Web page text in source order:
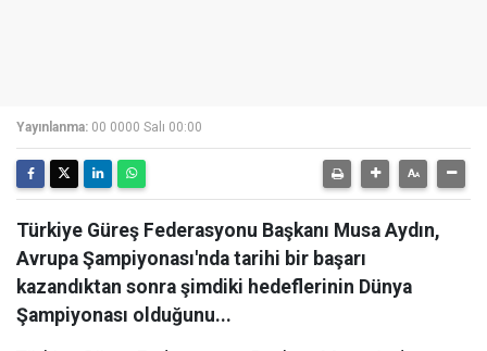
Yayınlanma: 00 0000 Salı 00:00
Türkiye Güreş Federasyonu Başkanı Musa Aydın,
Avrupa Şampiyonası'nda tarihi bir başarı
kazandıktan sonra şimdiki hedeflerinin Dünya
Şampiyonası olduğunu...